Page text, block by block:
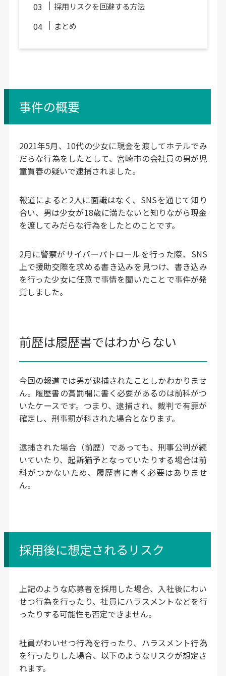
採用リスクを回避する方法
まとめ
事件の概要
2021年5月、10代の少女に現金を渡してホテルでみ
だらな行為をしたとして、宮崎市の会社員の男が児
童買春の疑いで逮捕されました。
報道によると2人に面識はなく、SNSを通じて知り
合い、男は少女が18歳に満たないと知りながら現金
を渡してみだらな行為をしたとのことです。
2月に警察がサイバーパトロールを行った際、SNS
上で援助交際を求める書き込みを見つけ、書き込み
を行った少女に任意で事情を聞いたことで事件が発
覚しました。
前歴は履歴書ではわからない
今回の報道では男が逮捕されたことしかわかりませ
ん。履歴書の賞罰欄に書く必要があるのは前科がつ
いたケースです。つまり、逮捕され、裁判で有罪が
確定し、刑事罰が科された場合となります。
逮捕された場合（前歴）であっても、刑事公判が続
いていたり、起訴猶予となっていたりする場合は前
科がつかないため、履歴書に書く必要はありませ
ん。
採用後に想定されるリスク
上記のような応募者を採用した場合、入社後にわい
せつ行為を行ったり、社員にハラスメントなどを行
ったりする可能性も否定できません。
社員がわいせつ行為を行ったり、ハラスメント行為
を行ったりした場合、以下のようなリスクが想定さ
れます。